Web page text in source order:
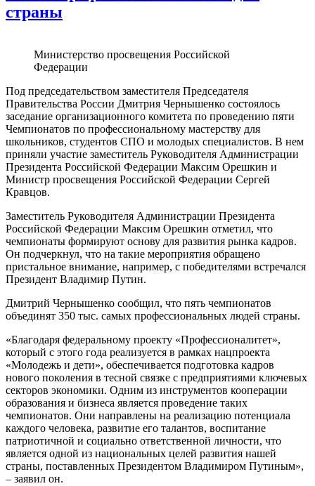
страны
Министерство просвещения Российской
Федерации
Под председательством заместителя Председателя
Правительства России Дмитрия Чернышенко состоялось
заседание организационного комитета по проведению пяти
Чемпионатов по профессиональному мастерству для
школьников, студентов СПО и молодых специалистов. В нем
приняли участие заместитель Руководителя Администрации
Президента Российской Федерации Максим Орешкин и
Министр просвещения Российской Федерации Сергей
Кравцов.
Заместитель Руководителя Администрации Президента
Российской Федерации Максим Орешкин отметил, что
чемпионаты формируют основу для развития рынка кадров.
Он подчеркнул, что на такие мероприятия обращено
пристальное внимание, например, с победителями встречался
Президент Владимир Путин.
Дмитрий Чернышенко сообщил, что пять чемпионатов
объединят 350 тыс. самых профессиональных людей страны.
«Благодаря федеральному проекту «Профессионалитет»,
который с этого года реализуется в рамках нацпроекта
«Молодежь и дети», обеспечивается подготовка кадров
нового поколения в тесной связке с предприятиями ключевых
секторов экономики. Одним из инструментов кооперации
образования и бизнеса является проведение таких
чемпионатов. Они направлены на реализацию потенциала
каждого человека, развитие его талантов, воспитание
патриотичной и социально ответственной личности, что
является одной из национальных целей развития нашей
страны, поставленных Президентом Владимиром Путиным»,
– заявил он.